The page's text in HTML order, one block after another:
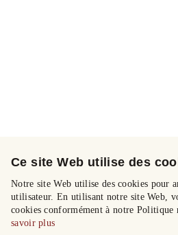
Ce site Web utilise des
Notre site Web utilise des cookies pour
utilisateur. En utilisant notre site Web,
cookies conformément à notre
savoir plus